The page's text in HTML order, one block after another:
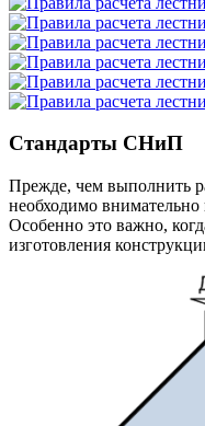
Стандарты СНиП
Прежде, чем выполнить
необходимо
Особенно это важно,
изготовления